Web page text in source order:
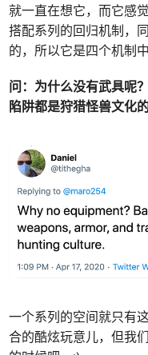
就一直在想它，而它感
搭配系列的回归机制，
的，所以它是四个机制
问：为什么没有武具呢
陷阱都是狩猎怪兽文化
一个系列的空间就只有
合的酷炫玩意儿，但我